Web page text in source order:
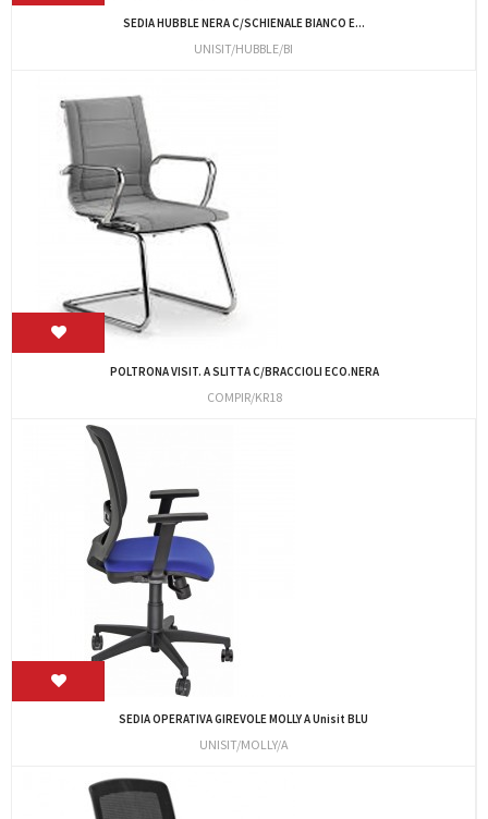
SEDIA HUBBLE NERA C/SCHIENALE BIANCO E...
UNISIT/HUBBLE/BI
POLTRONA VISIT. A SLITTA C/BRACCIOLI ECO.NERA
COMPIR/KR18
SEDIA OPERATIVA GIREVOLE MOLLY A Unisit BLU
UNISIT/MOLLY/A